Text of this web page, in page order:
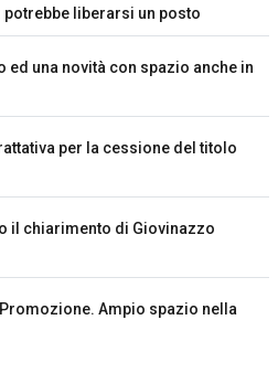
liberarsi un posto
ed una novità con spazio anche in
per la cessione del titolo
il chiarimento di Giovinazzo
Ampio spazio nella